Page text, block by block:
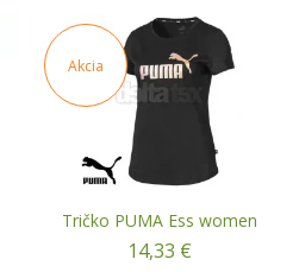
Akcia
Tričko PUMA Ess women
14,33 €